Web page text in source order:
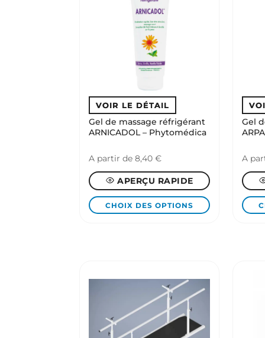
Gel de massage réfrigérant
ARNICADOL – Phytomédica
A partir de8,40€
APERÇU RAPIDE
CHOIX DES OPTIONS
peuvent
être
Gel
A